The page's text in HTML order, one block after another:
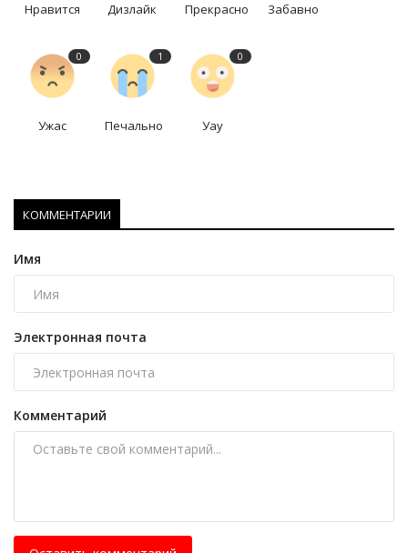
Нравится Дизлайк Прекрасно Забавно
0
Ужас
1
Печально
0
Уау
КОММЕНТАРИИ
Имя
Электронная почта
Комментарий